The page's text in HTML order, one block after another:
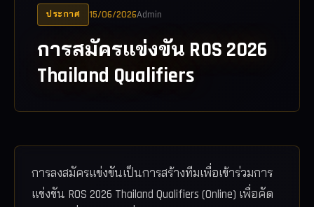
ประกาศ 15/06/2026Admin
การสมัครแข่งขัน ROS 2026
Thailand Qualifiers
การลงสมัครแข่งขันเป็นการสร้างทีมเพื่อเข้าร่วมการ
แข่งขัน ROS 2026 Thailand Qualifiers (Online) เพื่อคัด